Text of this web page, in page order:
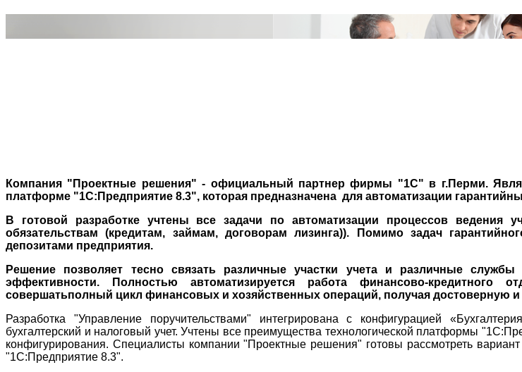
Компания "Проектные решения" - официальный партнер фирмы "1С" в г.Перми.
платформе "1С:Предприятие 8.3", которая предназначена для автоматизации
В готовой разработке учтены все задачи по автоматизации процессов ведения
обязательствам (кредитам, займам, договорам лизинга)). Помимо задач
депозитами предприятия.
Решение позволяет тесно связать различные участки учета и различные
эффективности. Полностью автоматизируется работа финансово-
совершатьполный цикл финансовых и хозяйственных операций, получая достоверную
Разработка "Управление поручительствами" интегрирована с конфигурацией
бухгалтерский и налоговый учет. Учтены все преимущества технологической платформы
конфигурирования. Специалисты компании "Проектные решения" готовы рассмотреть
"1С:Предприятие 8.3".